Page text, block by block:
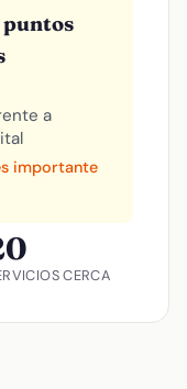
a
importante
CERCA